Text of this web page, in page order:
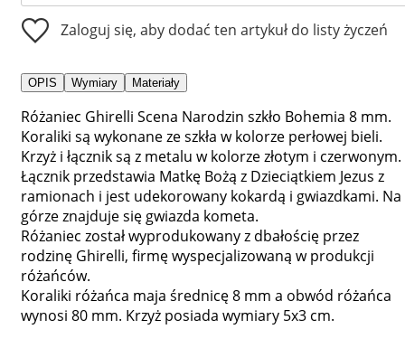
Zaloguj się, aby dodać ten artykuł do listy życzeń
OPIS Wymiary Materiały
Różaniec Ghirelli Scena Narodzin szkło Bohemia 8 mm.
Koraliki są wykonane ze szkła w kolorze perłowej bieli.
Krzyż i łącznik są z metalu w kolorze złotym i czerwonym.
Łącznik przedstawia Matkę Bożą z Dzieciątkiem Jezus z
ramionach i jest udekorowany kokardą i gwiazdkami. Na
górze znajduje się gwiazda kometa.
Różaniec został wyprodukowany z dbałościę przez
rodzinę Ghirelli, firmę wyspecjalizowaną w produkcji
różańców.
Koraliki różańca maja średnicę 8 mm a obwód różańca
wynosi 80 mm. Krzyż posiada wymiary 5x3 cm.